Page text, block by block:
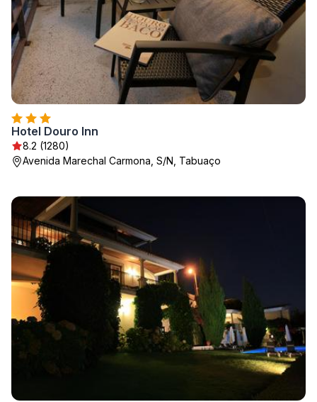
Hotel Douro Inn
8.2 (1280)
Avenida Marechal Carmona, S/N, Tabuaço